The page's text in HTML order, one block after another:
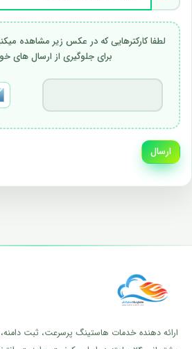
لطفا کارکترهایی که در عکس زیر مشاهده
برای جلوگیری از ارسال های
ارسال
ارائه دهنده خدمات هاستینگ پرسرعت، ثبت